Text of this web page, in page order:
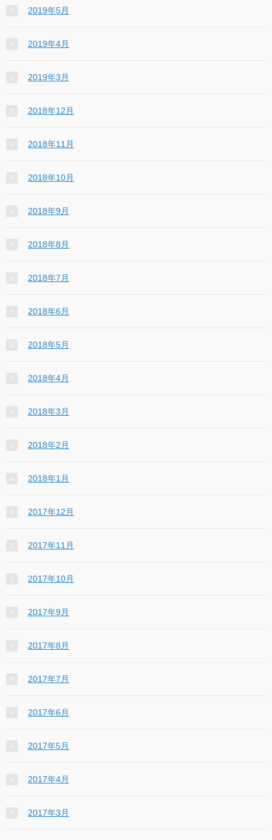
2019年5月
2019年4月
2019年3月
2018年12月
2018年11月
2018年10月
2018年9月
2018年8月
2018年7月
2018年6月
2018年5月
2018年4月
2018年3月
2018年2月
2018年1月
2017年12月
2017年11月
2017年10月
2017年9月
2017年8月
2017年7月
2017年6月
2017年5月
2017年4月
2017年3月